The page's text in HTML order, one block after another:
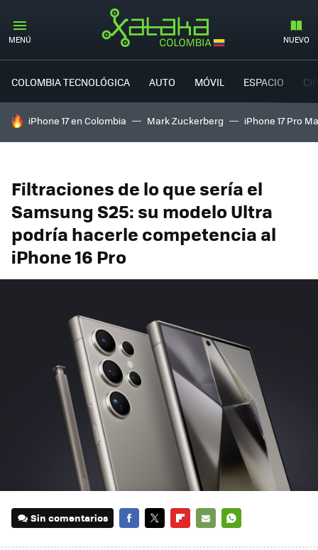
MENÚ NUEVO
COLOMBIA TECNOLÓGICA AUTO MÓVIL ESPACIO
HOY SE HABLA DE
iPhone 17 en Colombia Mark Zuckerberg iPhone 17 Pro
Filtraciones de lo que sería el
Samsung S25: su modelo Ultra
podría hacerle competencia al
iPhone 16 Pro
Sin comentarios